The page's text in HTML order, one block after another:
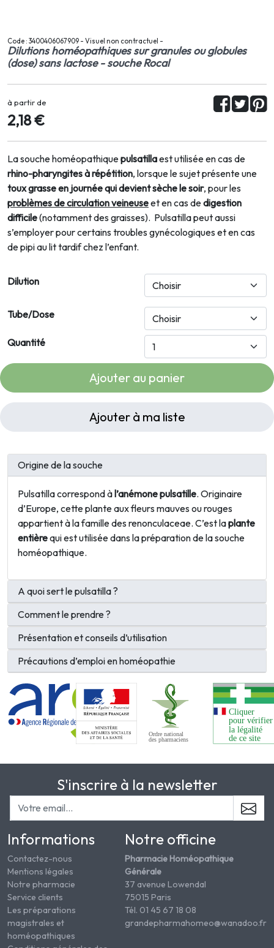
Code : 3400406067909 - Visuel non contractuel -
Dilutions homéopathiques sur granules ou globules
(dose) sans lactose - souche Rocal
à partir de
2,18 €
La souche homéopathiquepulsatillaest utilisée en cas de
rhino-pharyngites à répétition, lorsque le sujet présente une
toux grasse en journée qui devient sèche le soir, pour les
problèmes decirculation veineuseet en cas dedigestion
difficile(notamment des graisses). Pulsatilla peut aussi
s’employer pour certains troubles gynécologiques et en cas
de pipi au lit tardif chez l’enfant.
Dilution
Tube/Dose
Quantité
Ajouter au panier
Ajouter à ma liste
Origine de la souche
Pulsatilla correspond àl’anémone pulsatille. Originaire
d’Europe, cette plante aux fleurs mauves ou rouges
appartient à la famille des renonculaceae. C’est laplante
entièrequi est utilisée dans la préparation de la souche
homéopathique.
A quoi sert le pulsatilla ?
Comment le prendre ?
Présentation et conseils d’utilisation
Précautions d’emploi en homéopathie
S'inscrire à la newsletter
Informations
Contactez-nous
Mentions légales
Notre pharmacie
Service clients
Les préparations
magistrales et
homéopathiques
Notre officine
Pharmacie Homéopathique
Générale
37 avenue Lowendal
75015 Paris
Tél. 01 45 67 18 08
grandepharmahomeo@wanadoo.fr